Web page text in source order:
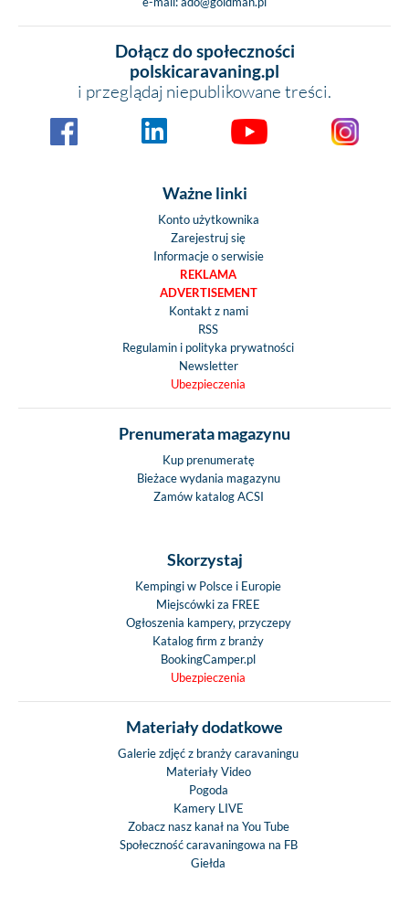
Dołącz do społeczności
polskicaravaning.pl
i przeglądaj niepublikowane treści.
Ważne linki
Konto użytkownika
Zarejestruj się
Informacje o serwisie
REKLAMA
ADVERTISEMENT
Kontakt z nami
RSS
Regulamin i polityka prywatności
Newsletter
Ubezpieczenia
Prenumerata magazynu
Kup prenumeratę
Bieżace wydania magazynu
Zamów katalog ACSI
Skorzystaj
Kempingi w Polsce i Europie
Miejscówki za FREE
Ogłoszenia kampery, przyczepy
Katalog firm z branży
BookingCamper.pl
Ubezpieczenia
Materiały dodatkowe
Galerie zdjęć z branży caravaningu
Materiały Video
Pogoda
Kamery LIVE
Zobacz nasz kanał na You Tube
Społeczność caravaningowa na FB
Giełda